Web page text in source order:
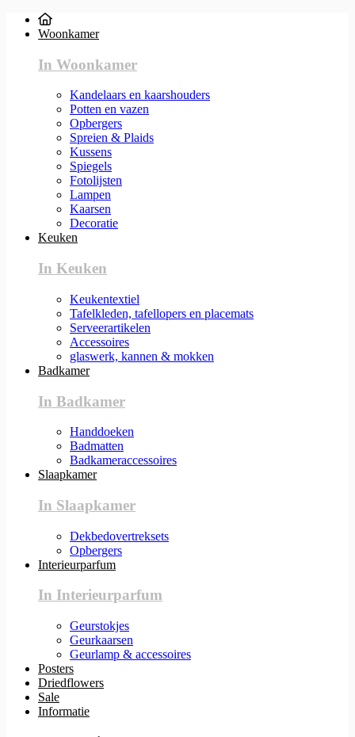
Woonkamer
In Woonkamer
Kandelaars en kaarshouders
Potten en vazen
Opbergers
Spreien & Plaids
Kussens
Spiegels
Fotolijsten
Lampen
Kaarsen
Decoratie
Keuken
In Keuken
Keukentextiel
Tafelkleden, tafellopers en placemats
Serveerartikelen
Accessoires
glaswerk, kannen & mokken
Badkamer
In Badkamer
Handdoeken
Badmatten
Badkameraccessoires
Slaapkamer
In Slaapkamer
Dekbedovertreksets
Opbergers
Interieurparfum
In Interieurparfum
Geurstokjes
Geurkaarsen
Geurlamp & accessoires
Posters
Driedflowers
Sale
Informatie